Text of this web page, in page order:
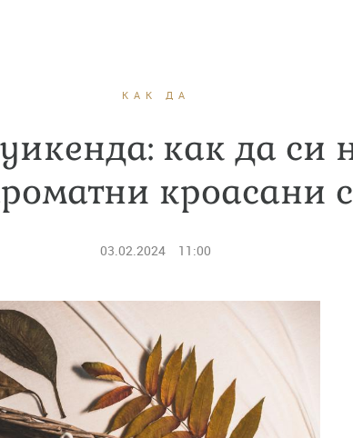
КАК ДА
как да си
кроасани
03.02.2024 11:00